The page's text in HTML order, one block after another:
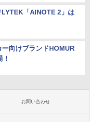
「AINOTE 2」は
向けブランドHOMUR
お問い合わせ